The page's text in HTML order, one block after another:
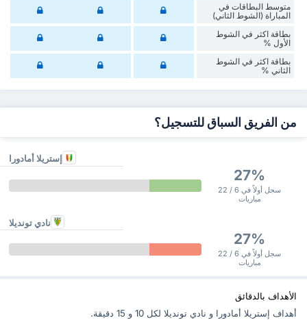
متوسط البطاقات في
المباراة (الشوط الثاني)
‏بطاقة اكثر في الشوط
الأول %
‏بطاقة اكثر في الشوط
‏الثاني %
من الفريق السباق للتسجيل؟
إستريلا أمادورا
27%
سجل أولاً في 6 / 22
مباريات
نادي تونديلا
27%
سجل أولاً في 6 / 22
مباريات
الأهداف بالدقائق
أهداف إستريلا أمادورا و نادي تونديلا ‏لكل 10 و 15 دقيقة.